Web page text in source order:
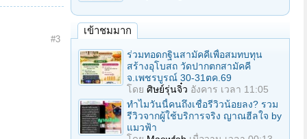
#3
เข้าชมมาก
ร่วมทอดกฐินสามัคคีเพื่อสมทบทุน
สร้างอุโบสถ วัดปากตกสามัคคี
จ.เพชรบูรณ์ 30-31ตค.69
โดย ศิษย์รุ่นจิ๋ว อังคาร เวลา 11:05
ทำไมวันนี้คนถึงเชื่อรีวิวน้อยลง? รวม
รีวิวจากผู้ใช้บริการจริง ญาณฮีลใจ by
แมวฟ้า